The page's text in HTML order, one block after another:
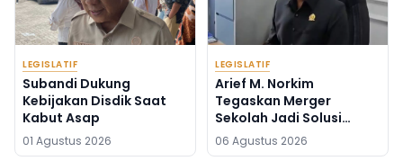
LEGISLATIF
Subandi Dukung
Kebijakan Disdik Saat
Kabut Asap
01 Agustus 2026
LEGISLATIF
Arief M. Norkim
Tegaskan Merger
Sekolah Jadi Solusi
Kekurangan Guru
06 Agustus 2026